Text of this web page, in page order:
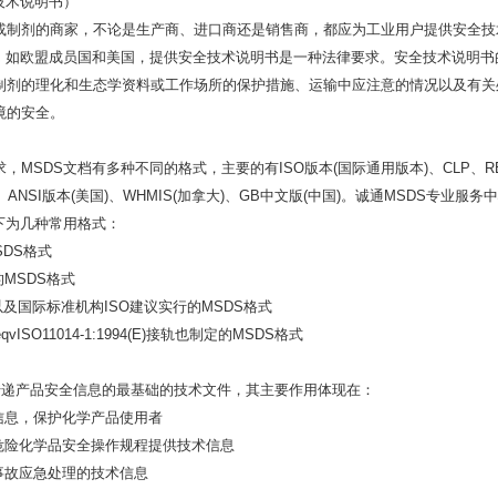
剂的商家，不论是生产商、进口商还是销售商，都应为工业用户提供安全
如欧盟成员国和美国，提供安全技术说明书是一种法律要求。安全技术说明
剂的理化和生态学资料或工作场所的保护措施、运输中应注意的情况以及有
安全。
，MSDS文档有多种不同的格式，主要的有ISO版本(国际通用版本)、CLP、
ANSI版本(美国)、WHMIS(加拿大)、GB中文版(中国)。诚通MSDS专业服务
几种常用格式：
格式
格式
国际标准机构ISO建议实行的MSDS格式
1:1994(E)接轨也制定的MSDS格式
产品安全信息的最基础的技术文件，其主要作用体现在：
，保护化学产品使用者
化学品安全操作规程提供技术信息
应急处理的技术信息